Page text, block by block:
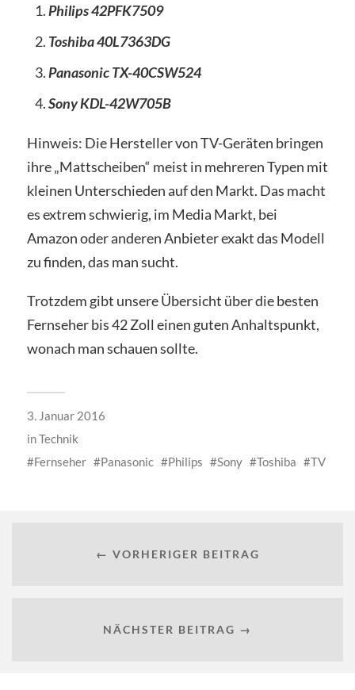
Philips 42PFK7509
Toshiba 40L7363DG
Panasonic TX-40CSW524
Sony KDL-42W705B
Hinweis: Die Hersteller von TV-Geräten bringen
ihre „Mattscheiben“ meist in mehreren Typen mit
kleinen Unterschieden auf den Markt. Das macht
es extrem schwierig, im Media Markt, bei
Amazon oder anderen Anbieter exakt das Modell
zu finden, das man sucht.
Trotzdem gibt unsere Übersicht über die besten
Fernseher bis 42 Zoll einen guten Anhaltspunkt,
wonach man schauen sollte.
3. Januar 2016
inTechnik
Fernseher
Panasonic Philips Sony Toshiba TV
← VORHERIGER BEITRAG
NÄCHSTER BEITRAG →